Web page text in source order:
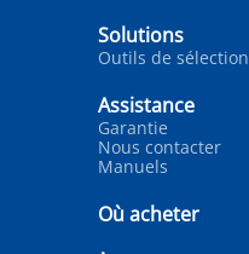
Solutions
Outils de sélection
Assistance
Garantie
Nous contacter
Manuels
Où acheter